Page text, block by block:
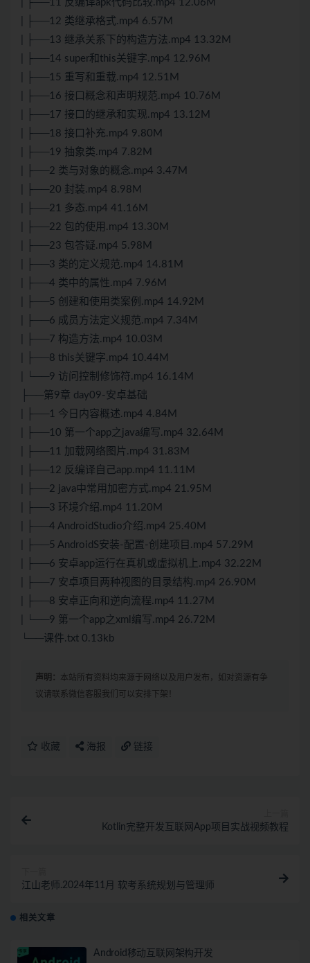
| ├──11 反编译apk代码比较.mp4 12.06M
| ├──12 类继承格式.mp4 6.57M
| ├──13 继承关系下的构造方法.mp4 13.32M
| ├──14 super和this关键字.mp4 12.96M
| ├──15 重写和重载.mp4 12.51M
| ├──16 接口概念和声明规范.mp4 10.76M
| ├──17 接口的继承和实现.mp4 13.12M
| ├──18 接口补充.mp4 9.80M
| ├──19 抽象类.mp4 7.82M
| ├──2 类与对象的概念.mp4 3.47M
| ├──20 封装.mp4 8.98M
| ├──21 多态.mp4 41.16M
| ├──22 包的使用.mp4 13.30M
| ├──23 包答疑.mp4 5.98M
| ├──3 类的定义规范.mp4 14.81M
| ├──4 类中的属性.mp4 7.96M
| ├──5 创建和使用类案例.mp4 14.92M
| ├──6 成员方法定义规范.mp4 7.34M
| ├──7 构造方法.mp4 10.03M
| ├──8 this关键字.mp4 10.44M
| └──9 访问控制修饰符.mp4 16.14M
├──第9章 day09-安卓基础
| ├──1 今日内容概述.mp4 4.84M
| ├──10 第一个app之java编写.mp4 32.64M
| ├──11 加载网络图片.mp4 31.83M
| ├──12 反编译自己app.mp4 11.11M
| ├──2 java中常用加密方式.mp4 21.95M
| ├──3 环境介绍.mp4 11.20M
| ├──4 AndroidStudio介绍.mp4 25.40M
| ├──5 AndroidS安装-配置-创建项目.mp4 57.29M
| ├──6 安卓app运行在真机或虚拟机上.mp4 32.22M
| ├──7 安卓项目两种视图的目录结构.mp4 26.90M
| ├──8 安卓正向和逆向流程.mp4 11.27M
| └──9 第一个app之xml编写.mp4 26.72M
└──课件.txt 0.13kb
声明： 本站所有资料均来源于网络以及用户发布，如对资源有争
议请联系微信客服我们可以安排下架！
收藏 海报 链接
Kotlin完整开发互联网App项目实战视频教程
江山老师.2024年11月 软考系统规划与管理师
相关文章
Android移动互联网架构开发